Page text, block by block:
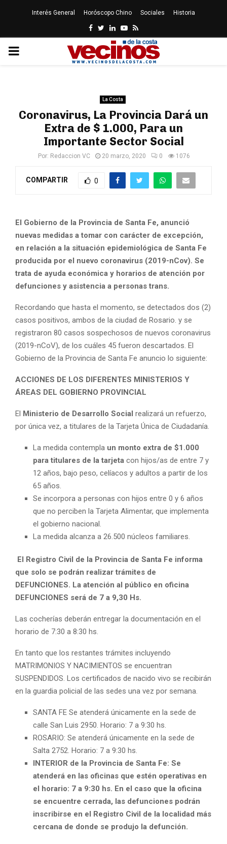
Interés General Horóscopo Chino Sociales Historia
Facebook
Twitter
LinkedinYoutube
Rss
PRIMARY
La Costa
Coronavirus, La Provincia Dará un
Extra de $ 1.000, Para un
Importante Sector Social
Por: Redaccion VC 20 marzo, 2020 0 1076
COMPARTIR 0
El Gobierno de la Provincia de Santa Fe, anunció
nuevas medidas a tomar con carácter de excepción,
en relación a la situación epidemiológica de Santa Fe
producida por el nuevo coronavirus (2019-nCov). Se
trata de ayuda económica y horarios de atención por
defunciones y asistencia a personas trans.
Recordando que hasta el momento, se detectados dos (2)
casos positivos, ambos de la ciudad de Rosario. y se
registraron 80 casos sospechosos de nuevos coronavirus
(2019-nCoV), de los cuáles 45 fueron descartados. El
Gobierno de la Provincia de Santa Fe anuncio lo siguiente:
ACCIONES DE LOS DIFERENTES MINISTERIOS Y
ÁREAS DEL GOBIERNO PROVINCIAL
El Ministerio de Desarrollo Social realizará un refuerzo,
por única vez, a titulares de la Tarjeta Única de Ciudadanía.
La medida contempla un monto extra de $1.000
para titulares de la tarjeta con hijos/as de entre 7 y
12 años, bajo peso, celíacos y adultos a partir de los
65 años.
Se incorpora a personas con hijos entre 0 y 6 años
que no perciben la Tarjeta Alimentar, que implementa
el gobierno nacional.
La medida alcanza a 26.500 núcleos familiares.
El Registro Civil de la Provincia de Santa Fe informa
que solo se podrán realizar trámites de
DEFUNCIONES. La atención al público en oficina
DEFUNCIONES será de 7 a 9,30 Hs.
Las cocherías deberán entregar la documentación en el
horario de 7:30 a 8:30 hs.
En tanto que los restantes trámites incluyendo
MATRIMONIOS Y NACIMIENTOS se encuentran
SUSPENDIDOS. Los certificados de nacido vivo se recibirán
en la guardia policial de las sedes una vez por semana.
SANTA FE Se atenderá únicamente en la sede de
calle San Luis 2950. Horario: 7 a 9:30 hs.
ROSARIO: Se atenderá únicamente en la sede de
Salta 2752. Horario: 7 a 9:30 hs.
INTERIOR de la Provincia de Santa Fe: Se
atenderá en las oficinas que estén operativas en
el horario: 7 a 9:30 hs. En el caso que la oficina
se encuentre cerrada, las defunciones podrán
inscribirse en el Registro Civil de la localidad más
cercana de donde se produjo la defunción.